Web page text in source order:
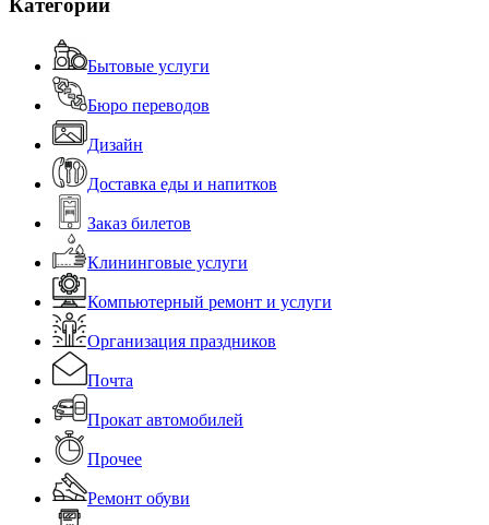
Категории
Бытовые услуги
Бюро переводов
Дизайн
Доставка еды и напитков
Заказ билетов
Клининговые услуги
Компьютерный ремонт и услуги
Организация праздников
Почта
Прокат автомобилей
Прочее
Ремонт обуви